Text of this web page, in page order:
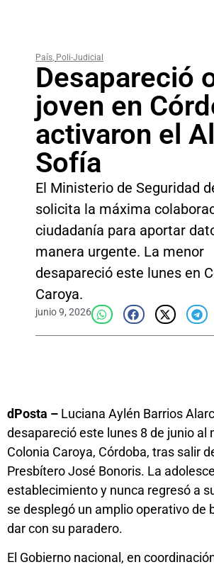
País, Poli-Judicial
Desapareció
joven en
activaron el
Sofía
El Ministerio de Seguridad
solicita la máxima
ciudadanía para aportar
manera urgente. La menor
desapareció este lunes en
Caroya.
junio 9, 2026
dPosta – Luciana Aylén Barrios
desapareció este lunes 8 de junio al
Colonia Caroya, Córdoba, tras salir
Presbítero José Bonoris. La
establecimiento y nunca regresó a
se desplegó un amplio operativo de
dar con su paradero.
El Gobierno nacional, en